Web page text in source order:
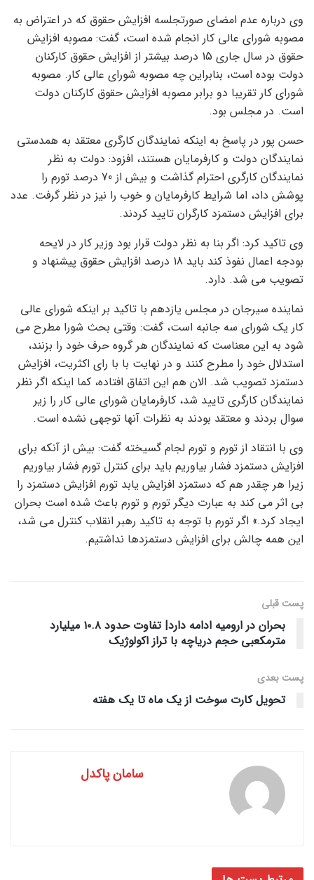
وی درباره عدم امضای صورتجلسه افزایش حقوق که در اعتراض به
مصوبه شورای عالی کار انجام شده است، گفت: مصوبه افزایش
حقوق در سال جاری 15 درصد بیشتر از افزایش حقوق کارکنان
دولت بوده است، بنابراین چه مصوبه شورای عالی کار. مصوبه
شورای کار تقریبا دو برابر مصوبه افزایش حقوق کارکنان دولت
است. در مجلس بود.
حسن پور در پاسخ به اینکه نمایندگان کارگری معتقد به همدستی
نمایندگان دولت و کارفرمایان هستند، افزود: دولت به نظر
نمایندگان کارگری احترام گذاشت و بیش از 70 درصد تورم را
پوشش داد، اما شرایط کارفرمایان و خوب را نیز در نظر گرفت. عدد
برای افزایش دستمزد کارگران تایید کردند.
وی تاکید کرد: اگر بنا به نظر دولت قرار بود وزیر کار در لایحه
بودجه اعمال نفوذ کند باید 18 درصد افزایش حقوق پیشنهاد و
تصویب می شد. دارد.
نماینده سیرجان در مجلس یازدهم با تاکید بر اینکه شورای عالی
کار یک شورای سه جانبه است، گفت: وقتی بحث شورا مطرح می
شود به این معناست که نمایندگان هر گروه حرف خود را بزنند،
استدلال خود را مطرح کنند و در نهایت با با رای اکثریت، افزایش
دستمزد تصویب شد. الان هم این اتفاق افتاده، کما اینکه اگر نظر
نمایندگان کارگری تایید شد، کارفرمایان شورای عالی کار را زیر
سوال بردند و معتقد بودند به نظرات آنها توجهی نشده است.
وی با انتقاد از تورم و تورم لجام گسیخته گفت: بیش از آنکه برای
افزایش دستمزد فشار بیاوریم باید برای کنترل تورم فشار بیاوریم
زیرا هر چقدر هم که دستمزد افزایش یابد تورم افزایش دستمزد را
بی اثر می کند به عبارت دیگر تورم و تورم باعث شده است بحران
ایجاد کرد.» اگر تورم با توجه به تاکید رهبر انقلاب کنترل می شد،
این همه چالش برای افزایش دستمزدها نداشتیم.
پست قبلی
بحران در ارومیه ادامه دارد| تفاوت حدود ۱۰.۸ میلیارد
مترمکعبی حجم دریاچه با تراز اکولوژیک
پست‌ بعدی
تحویل کارت سوخت از یک ماه تا یک هفته
سامان پاکدل